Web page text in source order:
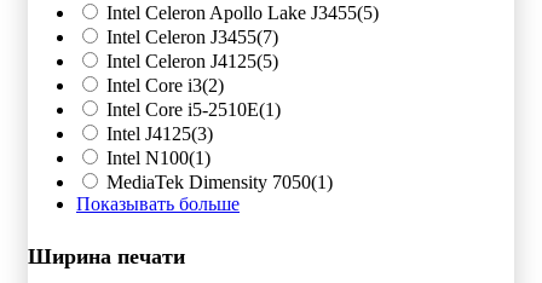
Intel Celeron Apollo Lake J3455(5)
Intel Celeron J3455(7)
Intel Celeron J4125(5)
Intel Core i3(2)
Intel Core i5-2510E(1)
Intel J4125(3)
Intel N100(1)
MediaTek Dimensity 7050(1)
Показывать больше
Ширина печати